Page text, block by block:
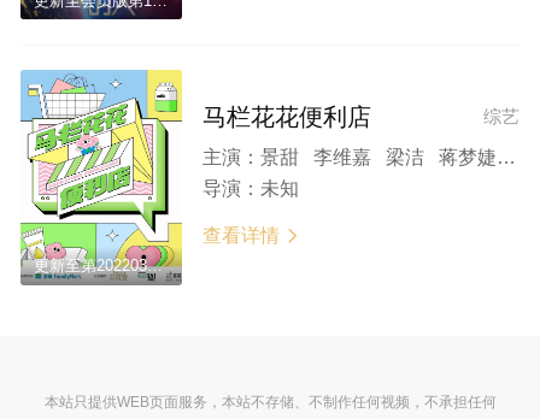
更新至第20220308期
综艺
马栏花花便利店
主演： 景甜 李维嘉 梁洁 蒋梦婕 辰亦儒 董思成
导演： 未知
查看详情 
本站只提供WEB页面服务，本站不存储、不制作任何视频，不承担任何